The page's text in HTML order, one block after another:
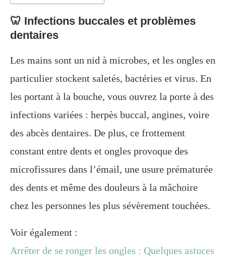
🦷 Infections buccales et problèmes
dentaires
Les mains sont un nid à microbes, et les ongles en
particulier stockent saletés, bactéries et virus. En
les portant à la bouche, vous ouvrez la porte à des
infections variées : herpès buccal, angines, voire
des abcès dentaires. De plus, ce frottement
constant entre dents et ongles provoque des
microfissures dans l’émail, une usure prématurée
des dents et même des douleurs à la mâchoire
chez les personnes les plus sévèrement touchées.
Voir également :
Arrêter de se ronger les ongles : Quelques astuces